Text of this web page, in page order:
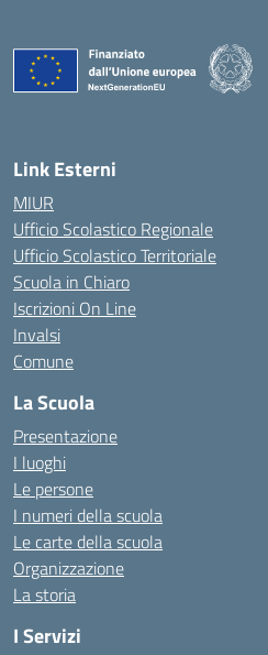
Link Esterni
MIUR
Ufficio Scolastico Regionale
Ufficio Scolastico Territoriale
Scuola in Chiaro
Iscrizioni On Line
Invalsi
Comune
La Scuola
Presentazione
I luoghi
Le persone
I numeri della scuola
Le carte della scuola
Organizzazione
La storia
I Servizi